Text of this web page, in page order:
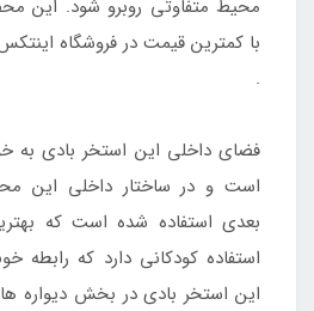
محیط متفاوتی روبرو شود. این
با کمترین قیمت در فروشگاه
.
فضای داخلی این استخر بادی به
است و در ساختار داخلی این
بعدی استفاده شده است که
استفاده کودکانی دارد که رابطه
این استخر بادی در بخش دیواره